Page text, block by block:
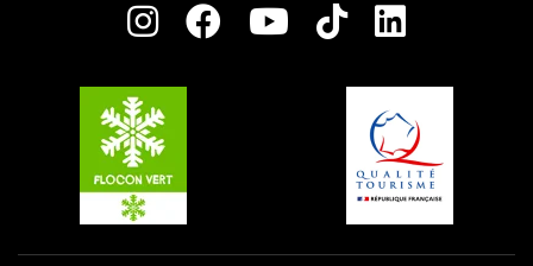
Charta der Engagierten Akteure
Plagne Villages
Plagne Aime 2000